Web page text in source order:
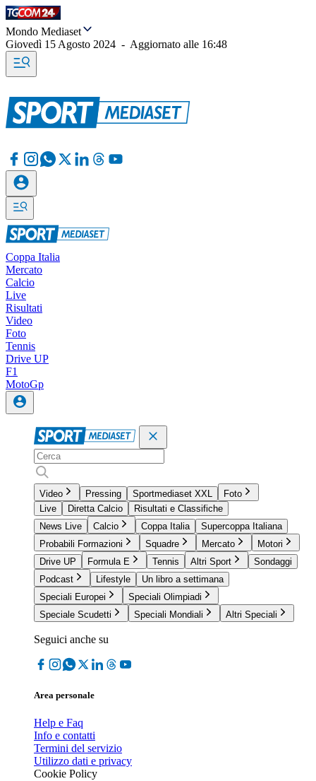
Mondo Mediaset
Giovedì 15 Agosto 2024 - Aggiornato alle 16:48
Coppa Italia
Mercato
Calcio
Live
Risultati
Video
Foto
Tennis
Drive UP
F1
MotoGp
Video Pressing Sportmediaset XXL
Foto
Live
Diretta Calcio
Risultati e Classifiche
News Live
Calcio Coppa Italia
Supercoppa Italiana
Probabili Formazioni
Squadre Mercato
Motori
Drive UP
Formula E Tennis Altri Sport
Sondaggi
Podcast
Lifestyle
Un libro a settimana
Speciali Europei
Speciali Olimpiadi
Speciale Scudetti
Speciali Mondiali Altri Speciali
Seguici anche su
Area personale
Help e Faq
Info e contatti
Termini del servizio
Utilizzo dati e privacy
Cookie Policy